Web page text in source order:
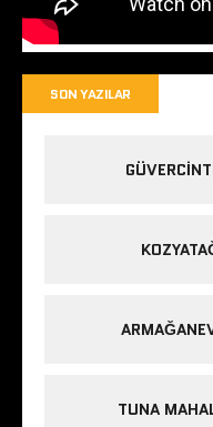
SON YAZILAR
TUNA